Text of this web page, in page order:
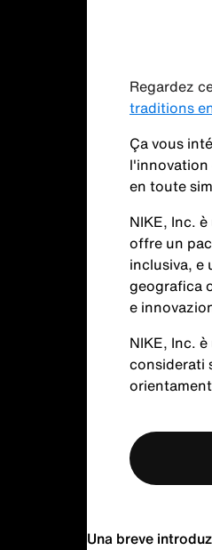
Regardez
traditions
Ça vous
l'innovation
en toute
NIKE, Inc.
offre un
inclusiva, e
geografica
e
NIKE, Inc.
considerati
Una breve